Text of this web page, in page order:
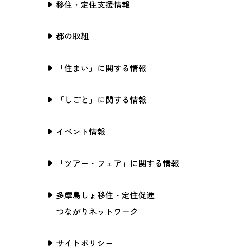
移住・定住支援情報
都の取組
「住まい」に関する情報
「しごと」に関する情報
イベント情報
「ツアー・フェア」に関する情報
多摩島しょ移住・定住促進
つながりネットワーク
サイトポリシー